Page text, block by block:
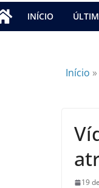
INÍCIO
Início »
19